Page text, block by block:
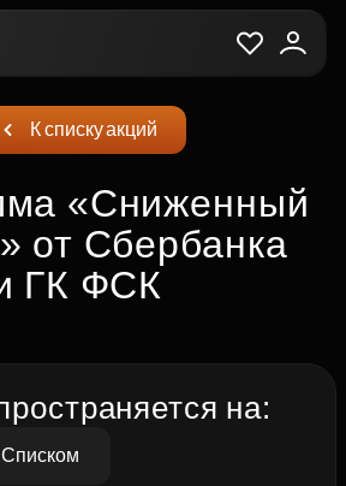
К списку акций
«Сниженный
от Сбербанка
ГК ФСК
на:
Списком